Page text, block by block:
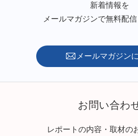
新着情報を
メールマガジンで無料配
メールマガジン
お問い合わ
レポートの内容・取材の